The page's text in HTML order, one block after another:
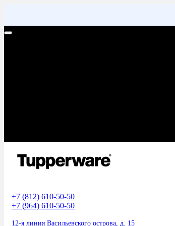
+7 (812) 610-50-50
+7 (964) 610-50-50
12-я линия Васильевского острова, д. 15